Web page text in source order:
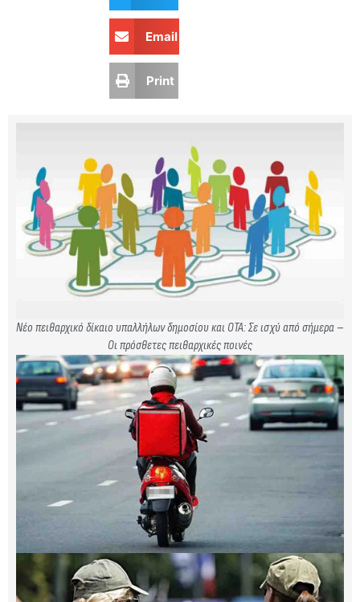
Email
Print
Νέο πειθαρχικό δίκαιο υπαλλήλων δημοσίου και ΟΤΑ: Σε ισχύ από σήμερα –
Οι πρόσθετες πειθαρχικές ποινές